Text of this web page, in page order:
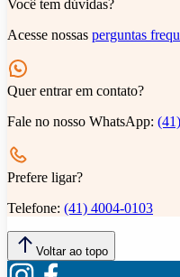
Você tem dúvidas?
Acesse nossas perguntas
Quer entrar em contato?
Fale no nosso WhatsApp:
Prefere ligar?
Telefone: (41) 4004-0103
Voltar ao topo